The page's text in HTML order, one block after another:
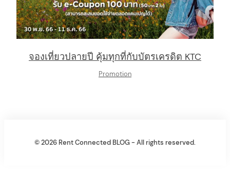
จองเที่ยวปลายปี คุ้มทุกที่กับบัตรเครดิต KTC
Promotion
© 2026 Rent Connected BLOG - All rights reserved.